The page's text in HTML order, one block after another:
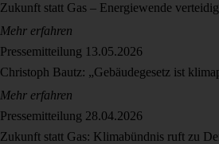
Zukunft statt Gas – Energiewende
Mehr erfahren
Pressemitteilung 13.05.2026
Christoph Bautz: „Gebäudegesetz ist
Mehr erfahren
Pressemitteilung 28.04.2026
Zukunft statt Gas: Klimabündnis ruft zu